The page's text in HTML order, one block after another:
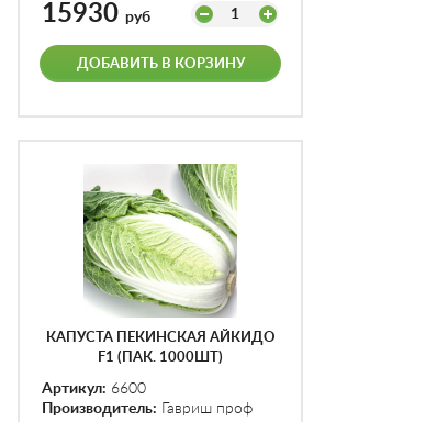
15930 руб 1
ДОБАВИТЬ В КОРЗИНУ
КАПУСТА ПЕКИНСКАЯ АЙКИДО
F1 (ПАК. 1000ШТ)
Артикул: 6600
Производитель: Гавриш проф